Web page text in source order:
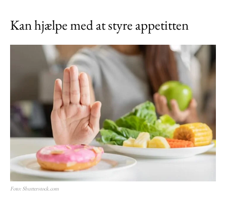
Kan hjælpe med at styre appetitten
Foto: Shutterstock.com